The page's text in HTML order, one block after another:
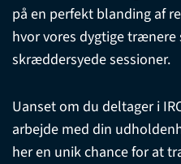
på en perfekt blanding af
hvor vores dygtige
skræddersyede sessioner.
Uanset om du deltager i
arbejde med din
her en unik chance for at